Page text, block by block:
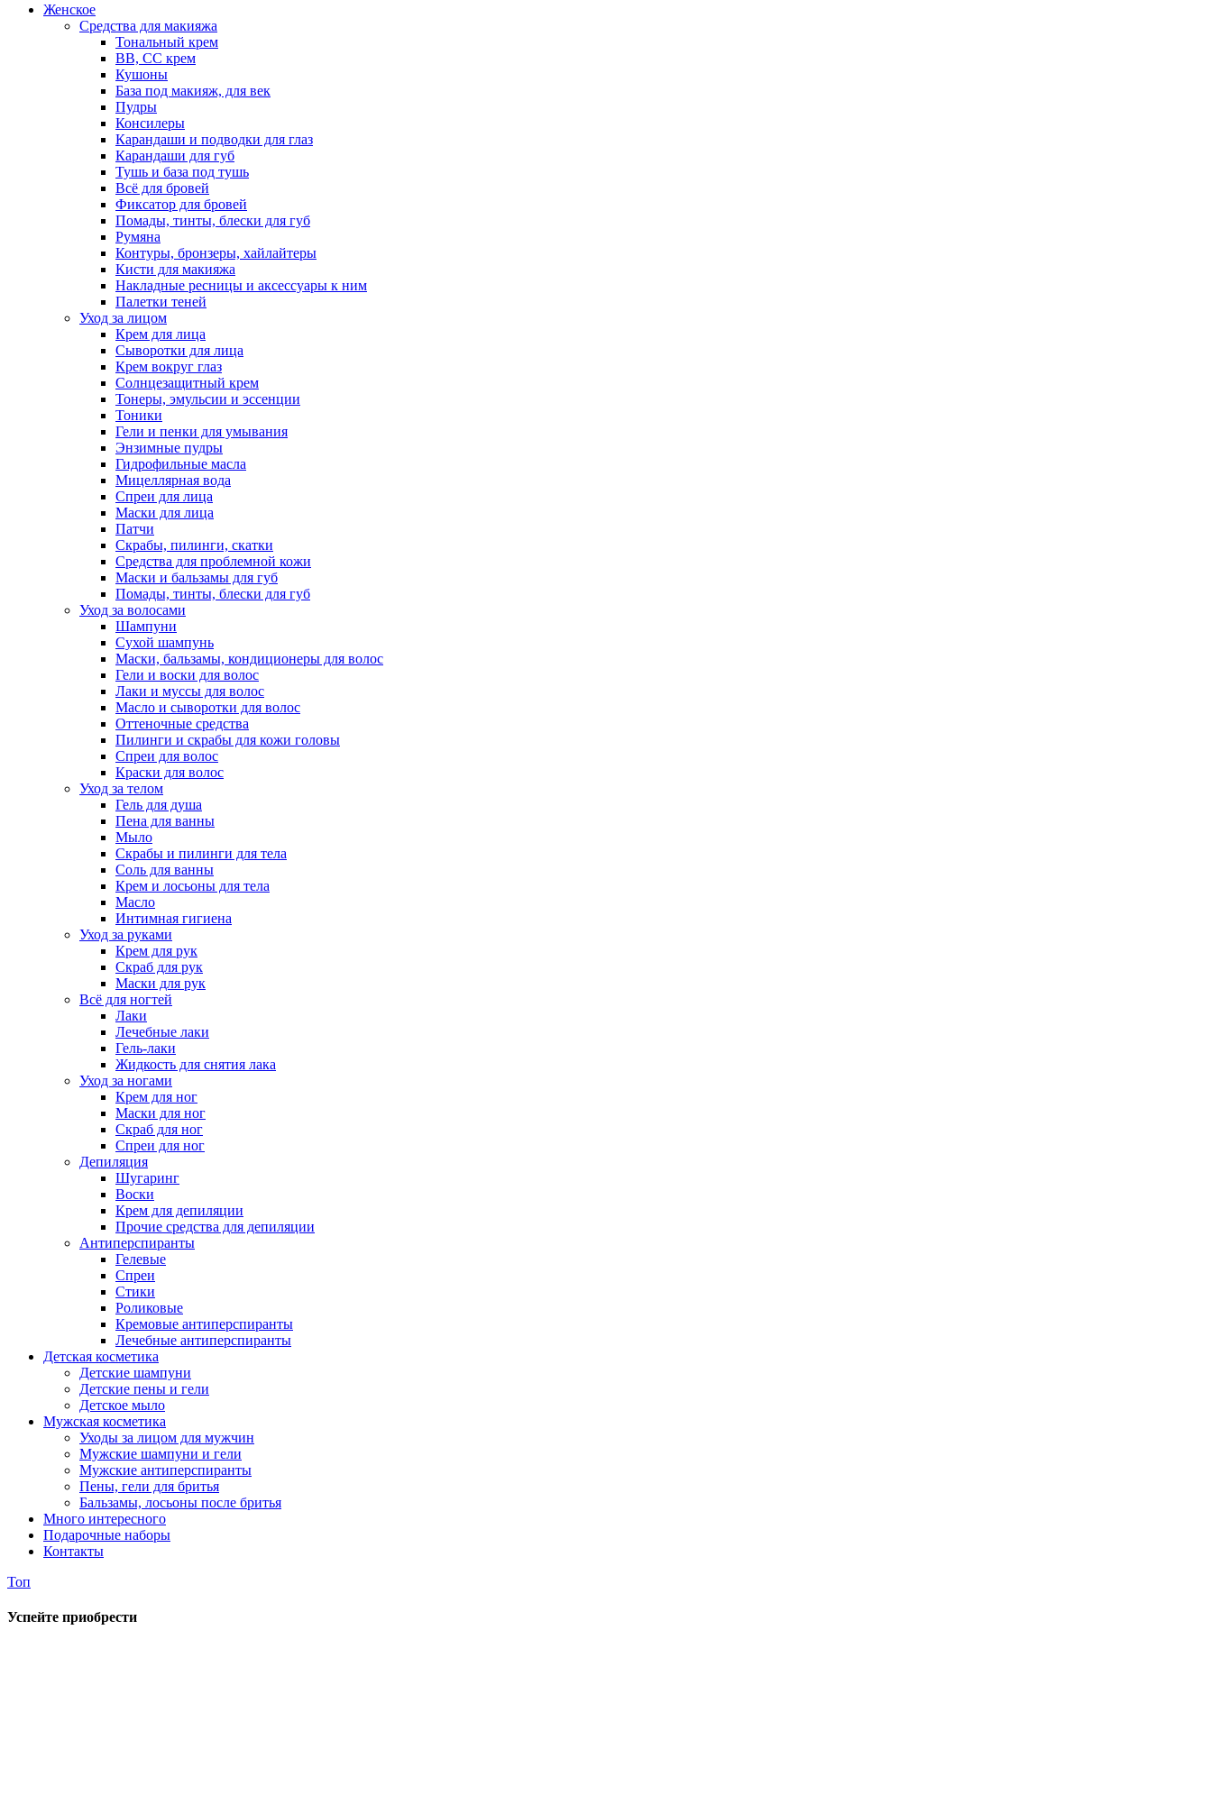
Женское
Средства для макияжа
Тональный крем
BB, CC крем
Кушоны
База под макияж, для век
Пудры
Консилеры
Карандаши и подводки для глаз
Карандаши для губ
Тушь и база под тушь
Всё для бровей
Фиксатор для бровей
Помады, тинты, блески для губ
Румяна
Контуры, бронзеры, хайлайтеры
Кисти для макияжа
Накладные ресницы и аксессуары к ним
Палетки теней
Уход за лицом
Крем для лица
Сыворотки для лица
Крем вокруг глаз
Солнцезащитный крем
Тонеры, эмульсии и эссенции
Тоники
Гели и пенки для умывания
Энзимные пудры
Гидрофильные масла
Мицеллярная вода
Спреи для лица
Маски для лица
Патчи
Скрабы, пилинги, скатки
Средства для проблемной кожи
Маски и бальзамы для губ
Помады, тинты, блески для губ
Уход за волосами
Шампуни
Сухой шампунь
Маски, бальзамы, кондиционеры для волос
Гели и воски для волос
Лаки и муссы для волос
Масло и сыворотки для волос
Оттеночные средства
Пилинги и скрабы для кожи головы
Спреи для волос
Краски для волос
Уход за телом
Гель для душа
Пена для ванны
Мыло
Скрабы и пилинги для тела
Соль для ванны
Крем и лосьоны для тела
Масло
Интимная гигиена
Уход за руками
Крем для рук
Скраб для рук
Маски для рук
Всё для ногтей
Лаки
Лечебные лаки
Гель-лаки
Жидкость для снятия лака
Уход за ногами
Крем для ног
Маски для ног
Скраб для ног
Спреи для ног
Депиляция
Шугаринг
Воски
Крем для депиляции
Прочие средства для депиляции
Антиперспиранты
Гелевые
Спреи
Стики
Роликовые
Кремовые антиперспиранты
Лечебные антиперспиранты
Детская косметика
Детские шампуни
Детские пены и гели
Детское мыло
Мужская косметика
Уходы за лицом для мужчин
Мужские шампуни и гели
Мужские антиперспиранты
Пены, гели для бритья
Бальзамы, лосьоны после бритья
Много интересного
Подарочные наборы
Контакты
Топ
Успейте приобрести